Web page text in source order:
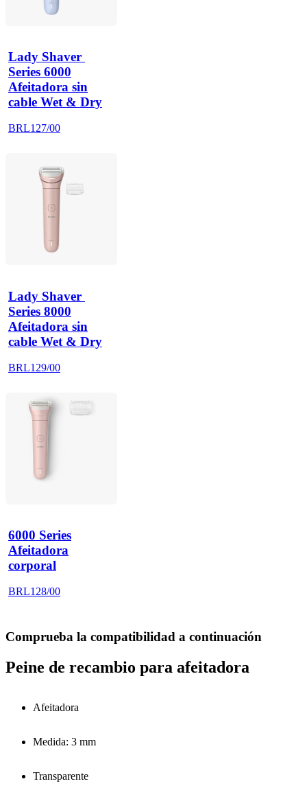
Lady Shaver
Series 6000
Afeitadora sin
cable Wet & Dry
BRL127/00
Lady Shaver
Series 8000
Afeitadora sin
cable Wet & Dry
BRL129/00
6000 Series
Afeitadora
corporal
BRL128/00
Comprueba la compatibilidad a continuación
Peine de recambio para afeitadora
Afeitadora
Medida: 3 mm
Transparente